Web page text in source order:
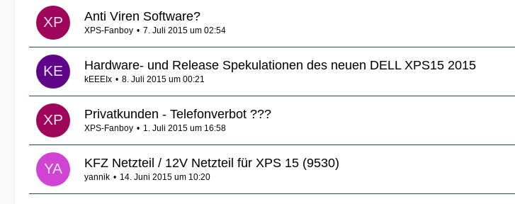
Anti Viren Software?
XPS-Fanboy 7. Juli 2015 um 02:54
Hardware- und Release Spekulationen des neuen DELL XPS15 2015
kEEEIx 8. Juli 2015 um 00:21
Privatkunden - Telefonverbot ???
XPS-Fanboy 1. Juli 2015 um 16:58
KFZ Netzteil / 12V Netzteil für XPS 15 (9530)
yannik 14. Juni 2015 um 10:20